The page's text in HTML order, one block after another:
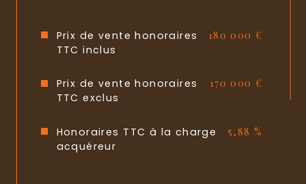
Balcon
Terrasse NON
Cave
Prix de vente honoraires
TTC inclus
180 000 €
Prix de vente honoraires
TTC exclus
170 000 €
Honoraires TTC à la charge
acquéreur
5,88 %